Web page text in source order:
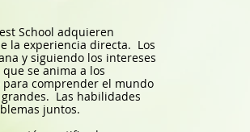
School adquieren
la experiencia directa. Los
y siguiendo los intereses
se anima a los
comprender el mundo
Las habilidades
juntos.